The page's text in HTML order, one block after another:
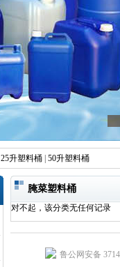
25升塑料桶 50升塑料桶
腌菜塑料桶
对不起，该分类无任何记录
鲁公网安备